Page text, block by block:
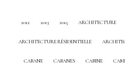
2012 2013 2015 ARCHITECTURE
ARCHITECTURE RÉSIDENTIELLE
CABANE CABANES CABINE